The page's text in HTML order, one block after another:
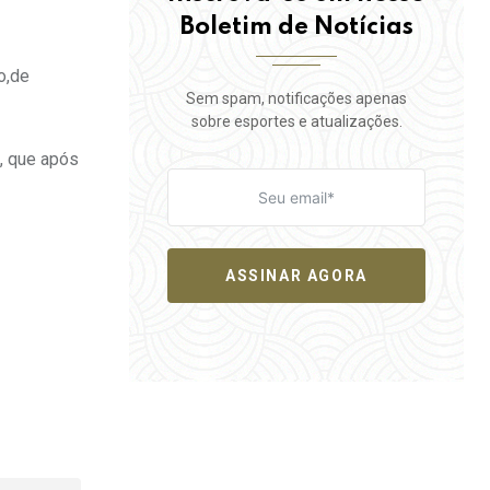
que após
Boletim de Notícias
Sem spam, notificações apenas
sobre esportes e atualizações.
ASSINAR AGORA